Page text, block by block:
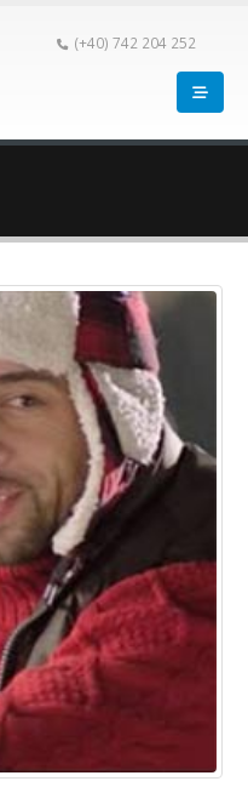
(+40) 742 204 252